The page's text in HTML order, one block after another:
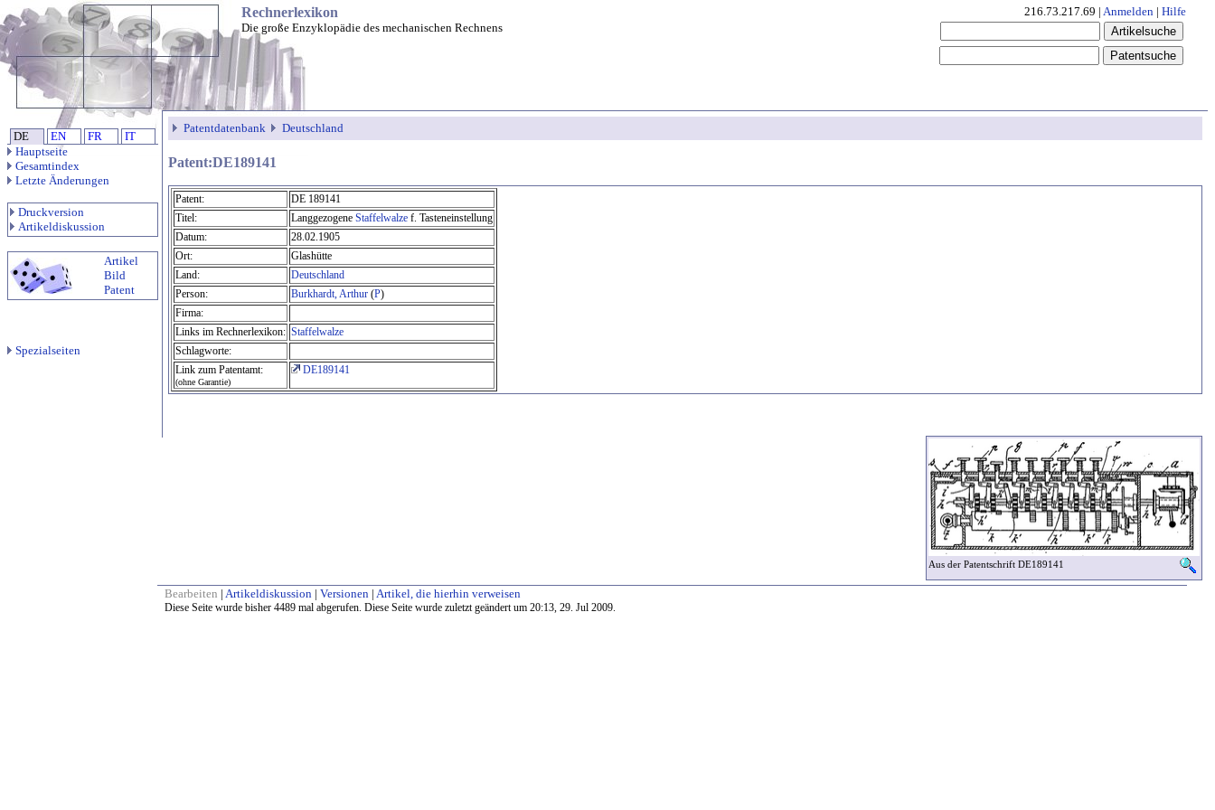
Rechnerlexikon
Die große Enzyklopädie des mechanischen Rechnens
216.73.217.69 | Anmelden | Hilfe
DE EN FR
IT
Hauptseite
Gesamtindex
Letzte Änderungen
Druckversion
Artikeldiskussion
Artikel
Bild
Patent
Spezialseiten
Patentdatenbank Deutschland
Patent:DE189141
Patent:
DE 189141
Titel:
Langgezogene Staffelwalze f. Tasteneinstellung
Datum:
28.02.1905
Ort:
Glashütte
Land:
Deutschland
Person:
Burkhardt, Arthur (P)
Firma:
Links im Rechnerlexikon: Staffelwalze
Schlagworte:
Link zum Patentamt:
(ohne Garantie)
DE189141
Aus der Patentschrift DE189141
Bearbeiten | Artikeldiskussion | Versionen | Artikel, die hierhin verweisen
Diese Seite wurde bisher 4489 mal abgerufen. Diese Seite wurde zuletzt geändert um 20:13, 29. Jul 2009.